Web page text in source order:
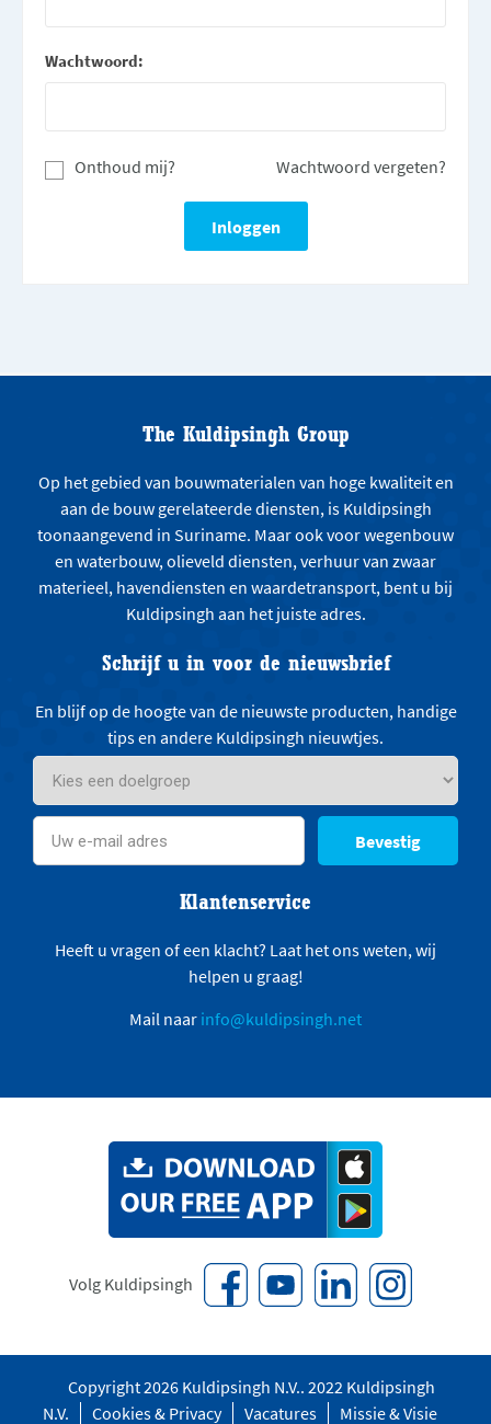
Wachtwoord:
Wachtwoord vergeten?
Onthoud mij?
The Kuldipsingh Group
Op het gebied van bouwmaterialen van hoge kwaliteit en
aan de bouw gerelateerde diensten, is Kuldipsingh
toonaangevend in Suriname. Maar ook voor wegenbouw
en waterbouw, olieveld diensten, verhuur van zwaar
materieel, havendiensten en waardetransport, bent u bij
Kuldipsingh aan het juiste adres.
Schrijf u in voor de nieuwsbrief
En blijf op de hoogte van de nieuwste producten, handige
tips en andere Kuldipsingh nieuwtjes.
Bevestig
Klantenservice
Heeft u vragen of een klacht? Laat het ons weten, wij
helpen u graag!
Mail naar info@kuldipsingh.net
Volg Kuldipsingh
Copyright 2026 Kuldipsingh N.V.. 2022 Kuldipsingh
N.V.
Cookies & Privacy Vacatures Missie & Visie